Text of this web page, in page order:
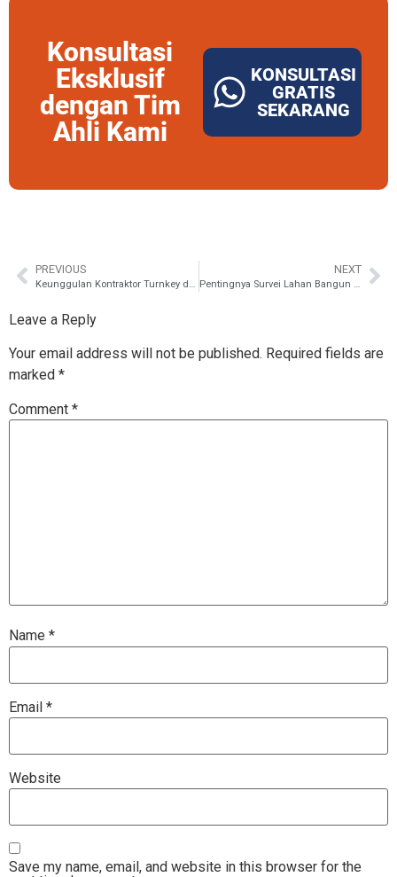
Konsultasi
Eksklusif
dengan Tim
Ahli Kami
KONSULTASI
GRATIS
SEKARANG
PREVIOUS NEXT
Leave a Reply
Your email address will not be published. Required fields are
marked *
Comment *
Name *
Email *
Website
Save my name, email, and website in this browser for the